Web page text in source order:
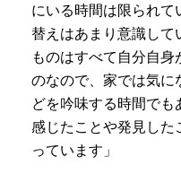
にいる時間は限られて
替えはあまり意識して
ものはすべて自分自
のなので、家では気に
どを吟味する時間でも
感じたことや発見した
っています」